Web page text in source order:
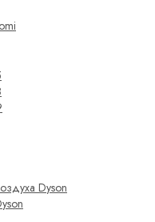
Dyson